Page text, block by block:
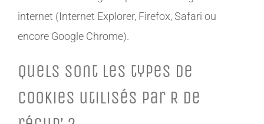
internet (Internet Explorer, Firefox, Safari ou
encore Google Chrome).
Quels sont les types de
cookies utilisés par R de